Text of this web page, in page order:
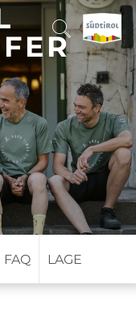
FAQ LAGE